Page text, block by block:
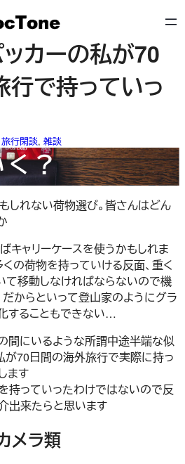
カーの私が70
行で持っていっ
旅行閑談, 雑談
く？
しれない荷物選び。皆さんはどん
キャリーケースを使うかもしれま
の荷物を持っていける反面、重く
て移動しなければならないので機
からといって登山家のようにグラ
することもできない…
間にいるような所謂中途半端な似
が70日間の海外旅行で実際に持っ
ます
持っていったわけではないので反
出来たらと思います
メラ類